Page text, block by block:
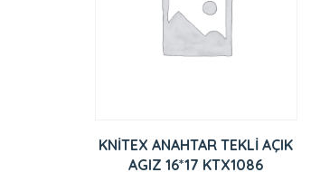
KNİTEX ANAHTAR TEKLİ AÇIK
AGIZ 16*17 KTX1086